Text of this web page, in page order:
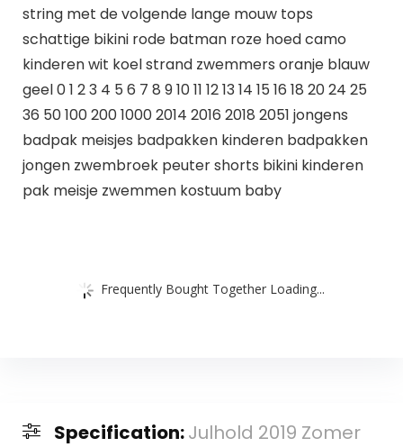
string met de volgende lange mouw tops
schattige bikini rode batman roze hoed camo
kinderen wit koel strand zwemmers oranje blauw
geel 0 1 2 3 4 5 6 7 8 9 10 11 12 13 14 15 16 18 20 24 25
36 50 100 200 1000 2014 2016 2018 2051 jongens
badpak meisjes badpakken kinderen badpakken
jongen zwembroek peuter shorts bikini kinderen
pak meisje zwemmen kostuum baby
Frequently Bought Together Loading...
Specification:Julhold 2019 Zomer